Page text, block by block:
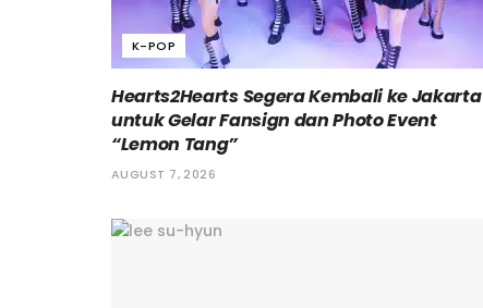
K-POP
Hearts2Hearts Segera Kembali ke Jakarta
untuk Gelar Fansign dan Photo Event
“Lemon Tang”
AUGUST 7, 2026